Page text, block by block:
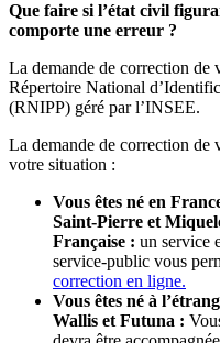
Que faire si l’état civil
comporte une erreur ?
La demande de correction de
Répertoire National
(RNIPP) géré par l’INSEE.
La demande de correction
votre situation :
Vous êtes né en
Saint-Pierre et
Française : un service
service-public vous
correction en ligne.
Vous êtes né à
Wallis et Futuna :